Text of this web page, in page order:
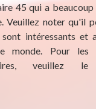
45 qui a beaucoup
Veuillez noter qu'il
intéressants et
monde. Pour les
veuillez le